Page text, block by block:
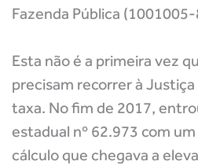
Fazenda Pública
Esta não é a primeira vez
precisam recorrer à
taxa. No fim de 2017,
estadual nº 62.973 com
cálculo que chegava a